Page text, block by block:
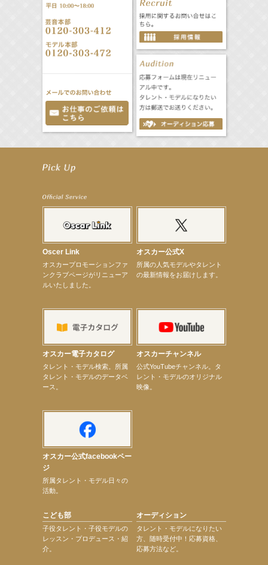
【笛木優子】8月13日（木）ドラマ『大空港〜GATE24〜』ゲスト出演決定！
【elfin’】7thシングル『全世界』がFMたいはくでO.A.決定♪
【elfin’】7thシングル『全世界』がFM-UUでO.A.決定♪
【elfin’】7thシングル『全世界』がFM TANABEでO.A.決定♪
【昆虫ハンター牧田習】8月13日（木）プライムツリー赤池「ふれあい昆虫フェスティバル」トーク
ショーゲスト出演！
【井頭愛海】『小さなお葬式』TV-CM出演！
【定本楓馬】WEB DIGVII 連載企画『東京23時』に登場！
【上戸彩】サントリー「−196」新CM出演！
【elfin’】【小倉舞子】8月9日（日）「MxM’s produce event vol.14」に出演決定！
【elfin’】【辻美優】8月28日（金）「辻美優(elfin’)グレイテスト・ショー」に出演決定！
【elfin’】9月27日（日）「Beauty Voice Theater Reboot Vol.3」開催決定！
Oscer Link
オスカープロモーションファ
ンクラブページがリニューア
ルいたしました。
オスカー公式X
所属の人気モデルやタレント
の最新情報をお届けします。
オスカー電子カタログ
タレント・モデル検索。所属
タレント・モデルのデータベ
ース。
オスカーチャンネル
公式YouTubeチャンネル。タ
レント・モデルのオリジナル
映像。
オスカー公式facebookペー
ジ
所属タレント・モデル日々の
活動。
こども部
子役タレント・子役モデルの
レッスン・プロデュース・紹
介。
オーディション
タレント・モデルになりたい
方、随時受付中！応募資格、
応募方法など。